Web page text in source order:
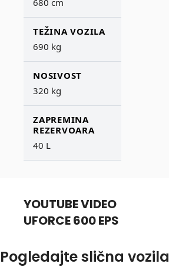
680 cm
TEŽINA VOZILA
690 kg
NOSIVOST
320 kg
ZAPREMINA
REZERVOARA
40 L
YOUTUBE VIDEO
UFORCE 600 EPS
Pogledajte slična vozila